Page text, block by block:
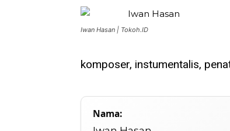
Iwan Hasan | Tokoh.ID
komposer, instumentalis,
Nama: